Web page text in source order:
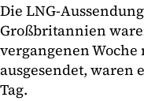
Die LNG-
Großbritannien
vergangenen Woche
ausgesendet, waren
Tag.